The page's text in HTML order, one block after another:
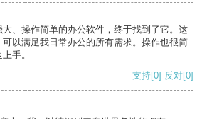
、操作简单的办公软件，终于找到了它。这
以满足我日常办公的所有需求。操作也很简
手。
支持[0] 反对[0]